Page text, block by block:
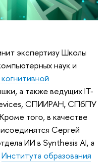
экспертизу Школы
наук и
а также ведущих IT-
СПИИРАН, СПбПУ
того, в качестве
Сергей
ИИ в Synthesis AI, а
Института образования